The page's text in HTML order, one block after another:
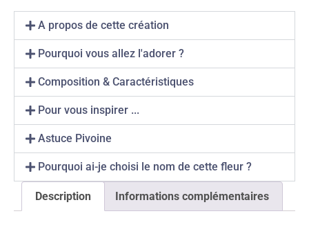
A propos de cette création
Pourquoi vous allez l'adorer ?
Composition & Caractéristiques
Pour vous inspirer ...
Astuce Pivoine
Pourquoi ai-je choisi le nom de cette fleur ?
Description Informations complémentaires